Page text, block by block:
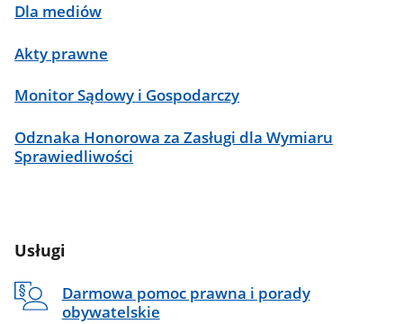
Dla mediów
Akty prawne
Monitor Sądowy i Gospodarczy
Odznaka Honorowa za Zasługi dla Wymiaru
Sprawiedliwości
Usługi
Darmowa pomoc prawna i porady
obywatelskie